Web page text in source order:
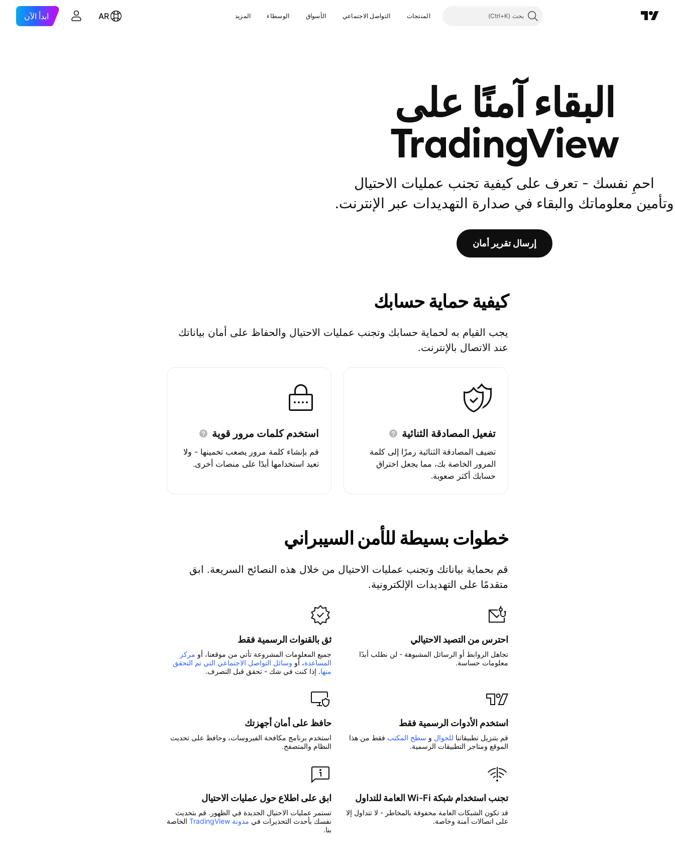
بحث المنتجات التواصل الاجتماعي الأسواق الوسطاء المزيد AR ابدأ الآن
البقاء آمنًا على
TradingView
احمِ نفسك - تعرف على كيفية تجنب عمليات الاحتيال
وتأمين معلوماتك والبقاء في صدارة التهديدات عبر الإنترنت.
إرسال تقرير أمان
كيفية حماية حسابك
يجب القيام به لحماية حسابك وتجنب عمليات الاحتيال والحفاظ على أمان بياناتك
عند الاتصال بالإنترنت.
تفعيل المصادقة الثنائية
تضيف المصادقة الثنائية رمزًا إلى كلمة
المرور الخاصة بك، مما يجعل اختراق
حسابك أكثر صعوبة.
استخدم كلمات مرور قوية
قم بإنشاء كلمة مرور يصعب تخمينها - ولا
تعيد استخدامها أبدًا على منصات أخرى.
خطوات بسيطة للأمنالسيبراني
قم بحماية بياناتك وتجنب عمليات الاحتيال من خلال هذه النصائح السريعة. ابق
متقدمًا على التهديدات الإلكترونية.
احترس من التصيد الاحتيالي
تجاهل الروابط أو الرسائل المشبوهة - لن نطلب أبدًا
معلومات حساسة.
ثق بالقنوات الرسمية فقط
جميع المعلومات المشروعة تأتي من موقعنا، أو مركز
المساعدة، أو وسائل التواصل الاجتماعي التي تم التحقق
منها. إذا كنت في شك - تحقق قبل التصرف.
استخدم الأدوات الرسمية فقط
قم بتنزيل تطبيقاتنا للجوال و سطح المكتب فقط من هذا
الموقع ومتاجر التطبيقات الرسمية.
حافظ على أمان أجهزتك
استخدم برنامج مكافحة الفيروسات، وحافظ على تحديث
النظام والمتصفح.
تجنب استخدام شبكة Wi-Fi العامة للتداول
قد تكون الشبكات العامة محفوفة بالمخاطر - لا تتداول إلا
على اتصالات آمنة وخاصة.
ابق على اطلاع حول عمليات الاحتيال
تستمر عمليات الاحتيال الجديدة في الظهور. قم بتحديث
نفسك بأحدث التحذيرات في مدونة TradingView
الخاصة
بنا.